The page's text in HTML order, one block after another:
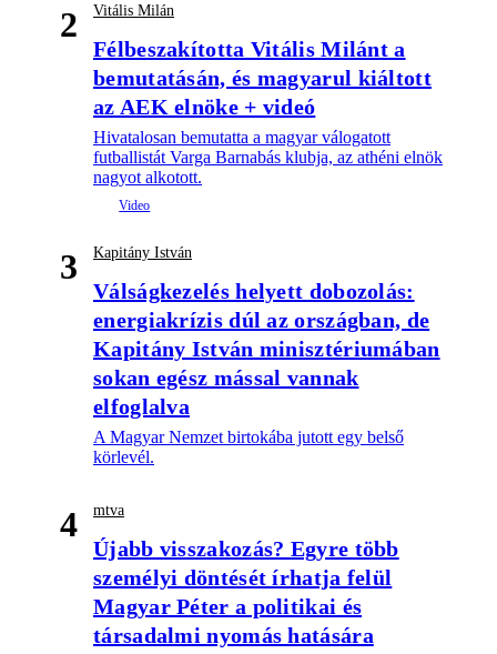
2 Vitális Milán
Félbeszakította Vitális Milánt a
bemutatásán, és magyarul kiáltott
az AEK elnöke + videó
Hivatalosan bemutatta a magyar válogatott
futballistát Varga Barnabás klubja, az athéni elnök
nagyot alkotott.
3 Kapitány István
Válságkezelés helyett dobozolás:
energiakrízis dúl az országban, de
Kapitány István minisztériumában
sokan egész mással vannak
elfoglalva
A Magyar Nemzet birtokába jutott egy belső
körlevél.
4 mtva
Újabb visszakozás? Egyre több
személyi döntését írhatja felül
Magyar Péter a politikai és
társadalmi nyomás hatására